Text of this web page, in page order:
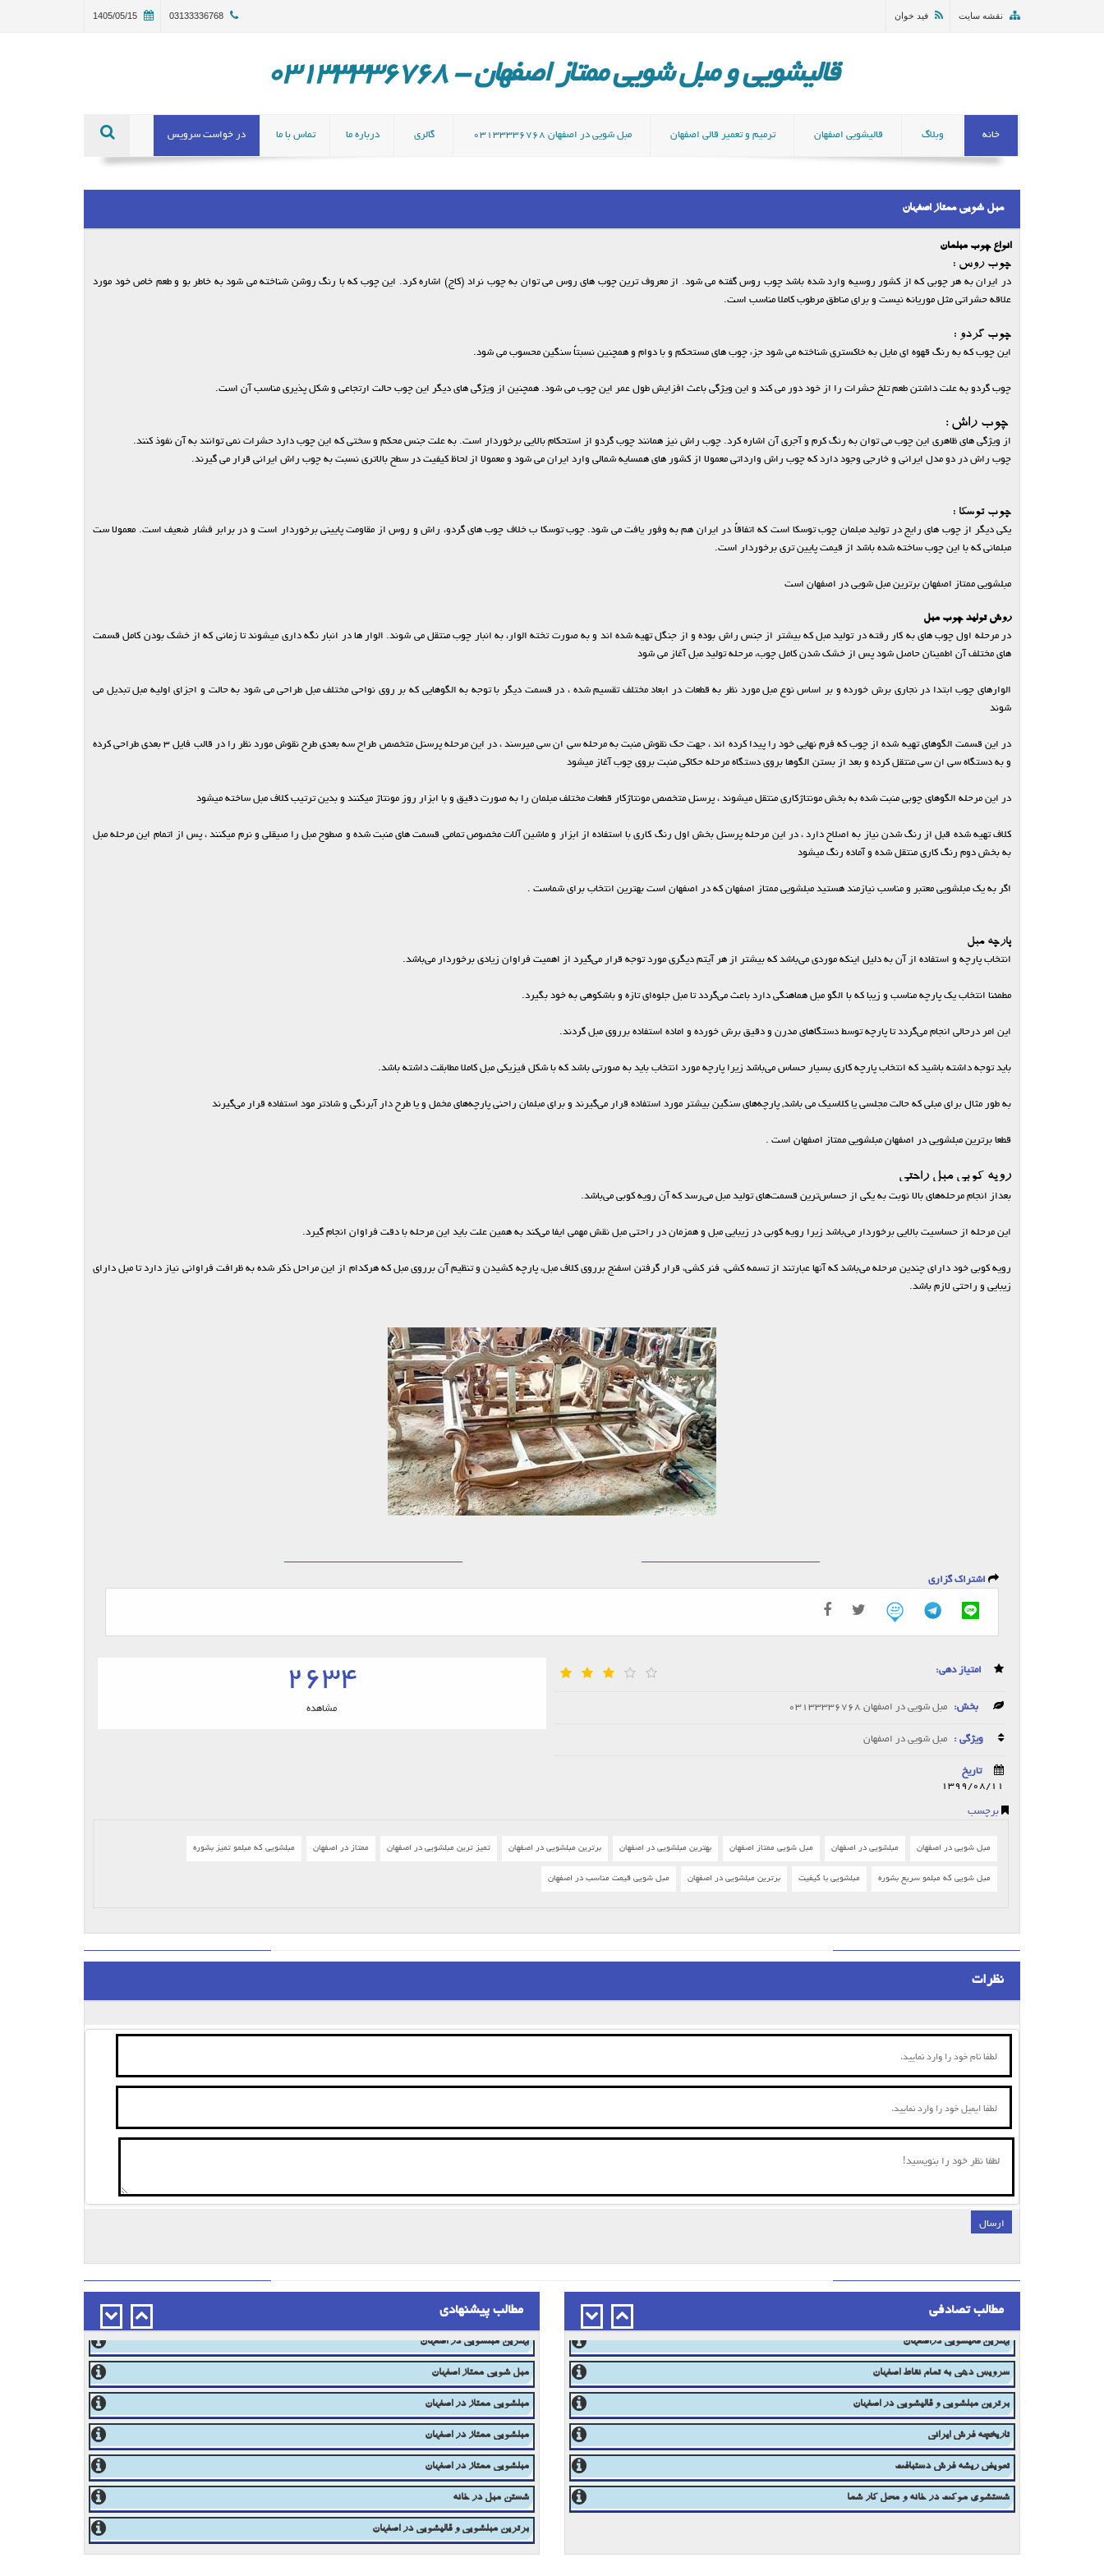
03133336768
1405/05/15 نقشه سایت فید خوان
قالیشویی و مبل شویی ممتاز اصفهان - 03133336768
خانه وبلاگ قالیشویی اصفهان ترمیم و تعمیر قالی اصفهان مبل شویی در اصفهان 03133336768 گالری درباره ما تماس با ما در خواست سرویس
مبل شویی ممتاز اصفهان
انواع چوب مبلمان
چوب روس :
در ایران به هر چوبی که از کشور روسیه وارد شده باشد چوب روس گفته می شود. از معروف ترین چوب های روس می توان به چوب نراد (کاج) اشاره کرد. این چوب که با رنگ روشن شناخته می شود به خاطر بو و طعم خاص خود مورد
علاقه حشراتی مثل موریانه نیست و برای مناطق مرطوب کاملا مناسب است.
چوب گردو :
این چوب که به رنگ قهوه ای مایل به خاکستری شناخته می شود جزء چوب های مستحکم و با دوام و همچنین نسبتاً سنگین محسوب می شود.
چوب گردو به علت داشتن طعم تلخ حشرات را از خود دور می کند و این ویژگی باعث افزایش طول عمر این چوب می شود. همچنین از ویژگی های دیگر این چوب حالت ارتجاعی و شکل پذیری مناسب آن است.
چوب راش :
از ویژگی های ظاهری این چوب می توان به رنگ کرم و آجری آن اشاره کرد. چوب راش نیز همانند چوب گردو از استحکام بالایی برخوردار است. به علت جنس محکم و سختی که این چوب دارد حشرات نمی توانند به آن نفوذ کنند.
چوب راش در دو مدل ایرانی و خارجی وجود دارد که چوب راش وارداتی معمولا از کشور های همسایه شمالی وارد ایران می شود و معمولا از لحاظ کیفیت در سطح بالاتری نسبت به چوب راش ایرانی قرار می گیرند.
چوب توسکا :
یکی دیگر از چوب های رایج در تولید مبلمان چوب توسکا است که اتفاقاً در ایران هم به وفور یافت می شود. چوب توسکا ب خلاف چوب های گردو، راش و روس از مقاومت پایینی برخوردار است و در برابر فشار ضعیف است. معمولا ست
مبلمانی که با این چوب ساخته شده باشد از قیمت پایین تری برخوردار است.
مبلشویی ممتاز اصفهان برترین مبل شویی در اصفهان است
روش تولید چوب مبل
در مرحله اول چوب های به کار رفته در تولید مبل که بیشتر از جنس راش بوده و از جنگل تهیه شده اند و به صورت تخته الوار، به انبار چوب منتقل می شوند. الوار ها در انبار نگه داری میشوند تا زمانی که از خشک بودن کامل قسمت
های مختلف آن اطمینان حاصل شود پس از خشک شدن کامل چوب، مرحله تولید مبل آغاز می شود
الوارهای چوب ابتدا در نجاری برش خورده و بر اساس نوع مبل مورد نظر به قطعات در ابعاد مختلف تقسیم شده ، در قسمت دیگر با توجه به الگوهایی که بر روی نواحی مختلف مبل طراحی می شود به حالت و اجزای اولیه مبل تبدیل می
شوند
در این قسمت الگوهای تهیه شده از چوب که فرم نهایی خود را پیدا کرده اند ، جهت حک نقوش منبت به مرحله سی ان سی میرسند ، در این مرحله پرسنل متخصص طراح سه بعدی طرح نقوش مورد نظر را در قالب فایل 3 بعدی طراحی کرده
و به دستگاه سی ان سی منتقل کرده و بعد از بستن الگوها بروی دستگاه مرحله حکاکی منبت بروی چوب آغاز میشود
در این مرحله الگوهای چوبی منبت شده به بخش مونتاژکاری منتقل میشوند ، پرسنل متخصص مونتاژکار قطعات مختلف مبلمان را به صورت دقیق و با ابزار روز مونتاژ میکنند و بدین ترتیب کلاف مبل ساخته میشود
کلاف تهیه شده قبل از رنگ شدن نیاز به اصلاح دارد ، در این مرحله پرسنل بخش اول رنگ کاری با استفاده از ابزار و ماشین آلات مخصوص تمامی قسمت های منبت شده و صطوح مبل را صیقلی و نرم میکنند ، پس از اتمام این مرحله مبل
به بخش دوم رنگ کاری منتقل شده و آماده رنگ میشود
اگر به یک مبلشویی معتبر و مناسب نیازمند هستید مبلشویی ممتاز اصفهان که در اصفهان است بهترین انتخاب برای شماست .
پارچه مبل
انتخاب پارچه و استفاده از آن به دلیل اینکه موردی می‌باشد که بیشتر از هر آیتم دیگری مورد توجه قرار می‌گیرد از اهمیت فراوان زیادی برخوردار می‌باشد.
مطمئنا انتخاب یک پارچه مناسب و زیبا که با الگو مبل هماهنگی دارد باعث می‌گردد تا مبل جلوه‌ای تازه و باشکوهی به خود بگیرد.
این امر درحالی انجام می‌گردد تا پارچه توسط دستگاهای مدرن و دقیق برش خورده و اماده استفاده برروی مبل گردند.
باید توجه داشته باشید که انتخاب پارچه کاری بسیار حساس می‌باشد زیرا پارچه مورد انتخاب باید به صورتی باشد که با شکل فیزیکی مبل کاملا مطابقت داشته باشد.
به طور مثال برای مبلی که حالت مجلسی یا کلاسیک می باشد, پارچه‌های سنگین بیشتر مورد استفاده قرار می‌گیرند و برای مبلمان راحنی پارچه‌های مخمل و یا طرح دار آبرنگی و شادتر مود استفاده قرار می‌گیرند
قطعا برترین مبلشویی در اصفهان مبلشویی ممتاز اصفهان است .
رویه کوبی مبل راحتی
بعداز انجام مرحله‌های بالا نوبت به یکی از حساس‌ترین قسمت‌های تولید مبل می‌رسد که آن رویه کوبی می‌باشد.
این مرحله از حساسیت بالایی برخوردار می‌باشد زیرا رویه کوبی در زیبایی مبل و همزمان در راحتی مبل نقش مهمی ایفا می‌کند به همین علت باید این مرحله با دقت فراوان انجام گیرد.
رویه کوبی خود دارای چندین مرحله می‌باشد که آنها عبارتند از تسمه کشی، فنر کشی، قرار گرفتن اسفنج برروی کلاف مبل، پارچه کشیدن و تنظیم آن برروی مبل که هرکدام از این مراحل ذکر شده به ظرافت فراوانی نیاز دارد تا مبل دارای
زیبایی و راحتی لازم باشد.
اشتراک گزاری
امتیاز دهی:
بخش: مبل شویی در اصفهان 03133336768
ویژگی : مبل شویی در اصفهان
تاریخ
1399/08/11
3253
مشاهده
برچسب
مبل شویی در اصفهان مبلشویی در اصفهان مبل شویی ممتاز اصفهان بهترین مبلشویی در اصفهان برترین مبلشویی در اصفهان تمیز ترین مبلشویی در اصفهان ممتاز در اصفهان مبلشویی که مبلمو تمیز بشوره
مبل شویی که مبلمو سریع بشوره مبلشویی با کیفیت برترین مبلشویی در اصفهان مبل شویی قیمت مناسب در اصفهان
نظرات
ارسال
مطالب تصادفی
روش های درست برای پاک کردن انواع لکه از روی فرش یا موکت
بهترین قالیشویی دراصفهان
سرویس دهی به تمام نقاط اصفهان
برترین مبلشویی و قالیشویی در اصفهان
تاریخچه فرش ایرانی
تعویض ریشه فرش دستبافت
مطالب پیشنهادی
مبل شویی در اصفهان 03133336768
بهترین مبلشویی در اصفهان
مبل شویی ممتاز اصفهان
مبلشویی ممتاز در اصفهان
مبلشویی ممتاز در اصفهان
مبلشویی ممتاز در اصفهان
شستن مبل در خانه